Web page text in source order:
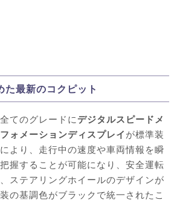
た最新のコクピット
てのグレードにデジタルスピードメ
ォメーションディスプレイ が標準装
より、走行中の速度や車両情報を瞬
握することが可能になり、安全運転
ステアリングホイールのデザインが
の基調色がブラックで統一されたこ